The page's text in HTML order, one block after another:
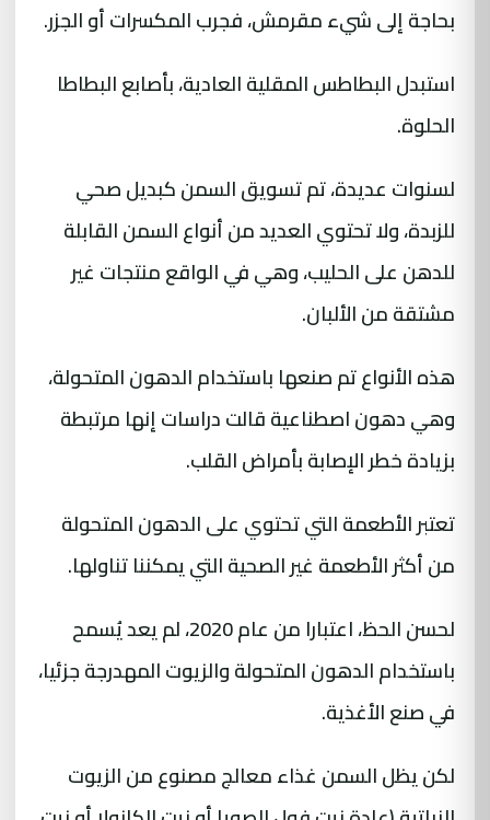
بحاجة إلى شيء مقرمش، فجرب المكسرات أو الجزر.
استبدل البطاطس المقلية العادية، بأصابع البطاطا
الحلوة.
لسنوات عديدة، تم تسويق السمن كبديل صحي
للزبدة، ولا تحتوي العديد من أنواع السمن القابلة
للدهن على الحليب، وهي في الواقع منتجات غير
مشتقة من الألبان.
هذه الأنواع تم صنعها باستخدام الدهون المتحولة،
وهي دهون اصطناعية قالت دراسات إنها مرتبطة
بزيادة خطر الإصابة بأمراض القلب.
تعتبر الأطعمة التي تحتوي على الدهون المتحولة
من أكثر الأطعمة غير الصحية التي يمكننا تناولها.
لحسن الحظ، اعتبارا من عام 2020، لم يعد يُسمح
باستخدام الدهون المتحولة والزيوت المهدرجة جزئيا،
في صنع الأغذية.
لكن يظل السمن غذاء معالج مصنوع من الزيوت